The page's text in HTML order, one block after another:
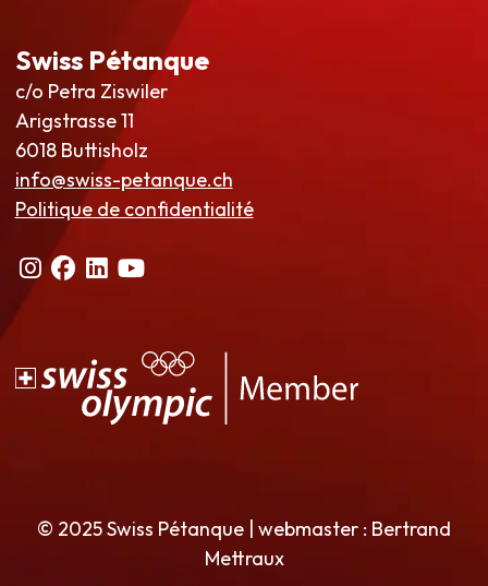
Swiss Pétanque
c/o Petra Ziswiler
Arigstrasse 11
6018 Buttisholz
info@swiss-petanque.ch
Politique de confidentialité
© 2025 Swiss Pétanque | webmaster : Bertrand
Mettraux